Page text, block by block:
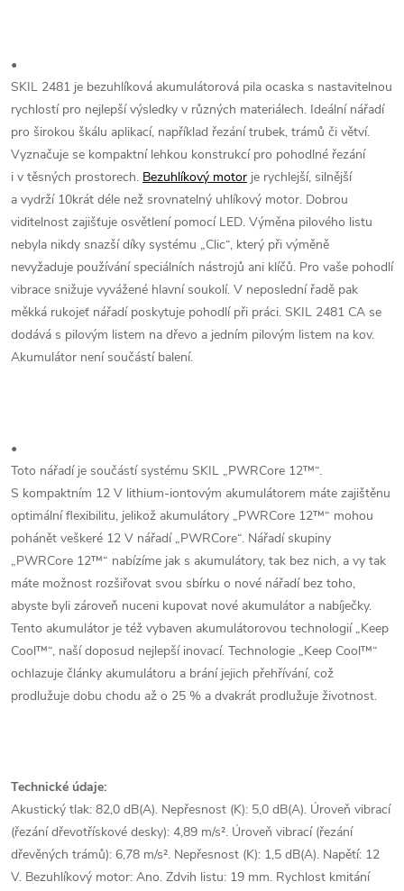
•
SKIL 2481 je bezuhlíková akumulátorová pila ocaska s nastavitelnou
rychlostí pro nejlepší výsledky v různých materiálech. Ideální nářadí
pro širokou škálu aplikací, například řezání trubek, trámů či větví.
Vyznačuje se kompaktní lehkou konstrukcí pro pohodlné řezání
i v těsných prostorech. Bezuhlíkový motor je rychlejší, silnější
a vydrží 10krát déle než srovnatelný uhlíkový motor. Dobrou
viditelnost zajišťuje osvětlení pomocí LED. Výměna pilového listu
nebyla nikdy snazší díky systému „Clic“, který při výměně
nevyžaduje používání speciálních nástrojů ani klíčů. Pro vaše pohodlí
vibrace snižuje vyvážené hlavní soukolí. V neposlední řadě pak
měkká rukojeť nářadí poskytuje pohodlí při práci. SKIL 2481 CA se
dodává s pilovým listem na dřevo a jedním pilovým listem na kov.
Akumulátor není součástí balení.
•
Toto nářadí je součástí systému SKIL „PWRCore 12™“.
S kompaktním 12 V lithium-iontovým akumulátorem máte zajištěnu
optimální flexibilitu, jelikož akumulátory „PWRCore 12™“ mohou
pohánět veškeré 12 V nářadí „PWRCore“. Nářadí skupiny
„PWRCore 12™“ nabízíme jak s akumulátory, tak bez nich, a vy tak
máte možnost rozšiřovat svou sbírku o nové nářadí bez toho,
abyste byli zároveň nuceni kupovat nové akumulátor a nabíječky.
Tento akumulátor je též vybaven akumulátorovou technologií „Keep
Cool™“, naší doposud nejlepší inovací. Technologie „Keep Cool™“
ochlazuje články akumulátoru a brání jejich přehřívání, což
prodlužuje dobu chodu až o 25 % a dvakrát prodlužuje životnost.
Technické údaje:
Akustický tlak: 82,0 dB(A). Nepřesnost (K): 5,0 dB(A). Úroveň vibrací
(řezání dřevotřískové desky): 4,89 m/s². Úroveň vibrací (řezání
dřevěných trámů): 6,78 m/s². Nepřesnost (K): 1,5 dB(A). Napětí: 12
V. Bezuhlíkový motor: Ano. Zdvih listu: 19 mm. Rychlost kmitání